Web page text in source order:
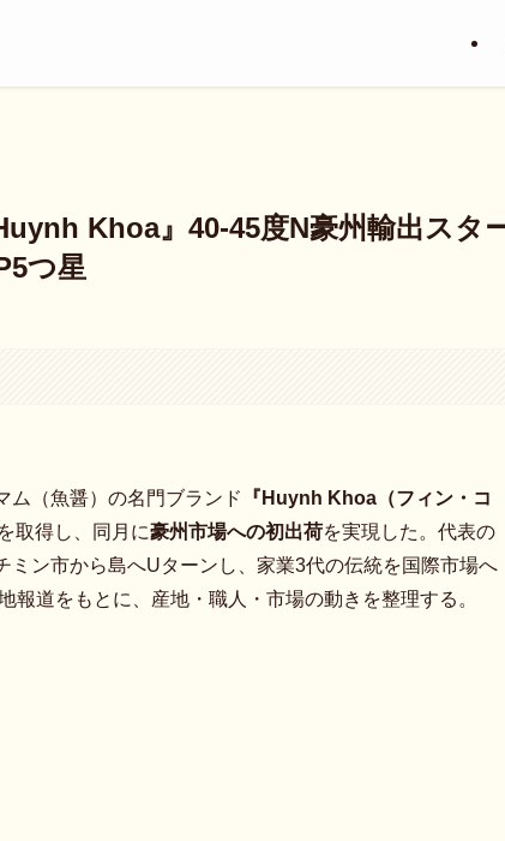
Khoa』40-45度N豪州輸出スタ
つ星
ム（魚醤）の名門ブランド
『Huynh Khoa（フィン・コ
を取得し、同月に豪州市場への初出荷を実現した。代表の
ン市から島へUターンし、家業3代の伝統を国際市場へ
報道をもとに、産地・職人・市場の動きを整理する。